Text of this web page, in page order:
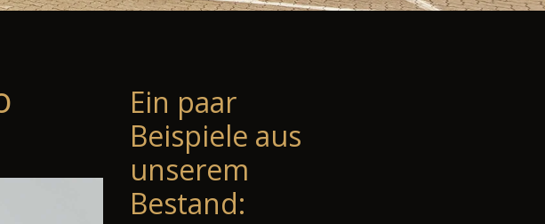
Ein paar
Beispiele aus
unserem
Bestand: